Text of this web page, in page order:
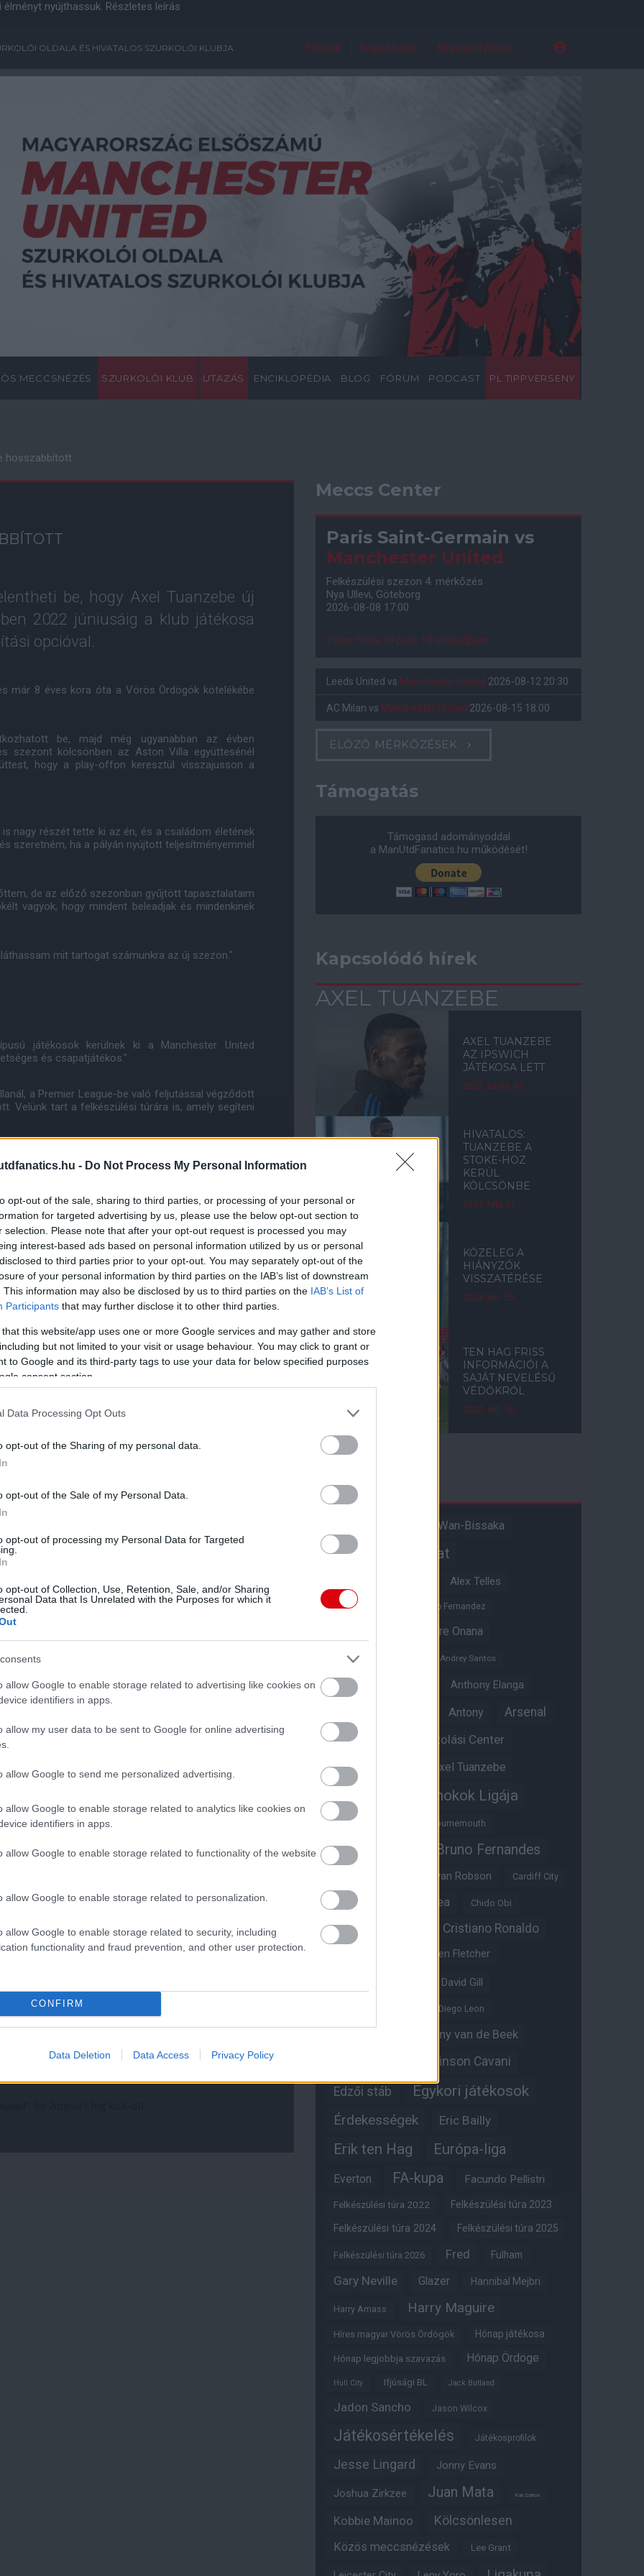
- Do Not Process My Personal Information
opt-out of the sale, sharing to third parties, or processing of your personal or
for targeted advertising by us, please use the below opt-out section to
selection. Please note that after your opt-out request is processed you may
interest-based ads based on personal information utilized by us or personal
to third parties prior to your opt-out. You may separately opt-out of the
of your personal information by third parties on the IAB’s list of downstream
This information may also be disclosed by us to third parties on the IAB’s List of
Participants that may further disclose it to other third parties.
that this website/app uses one or more Google services and may gather and store
but not limited to your visit or usage behaviour. You may click to grant or
to Google and its third-party tags to use your data for below specified purposes
consent section.
Data Processing Opt Outs
opt-out of the Sharing of my personal data.
opt-out of the Sale of my Personal Data.
opt-out of processing my Personal Data for Targeted
opt-out of Collection, Use, Retention, Sale, and/or Sharing
Data that Is Unrelated with the Purposes for which it
allow Google to enable storage related to advertising like cookies on
identifiers in apps.
allow my user data to be sent to Google for online advertising
allow Google to send me personalized advertising.
allow Google to enable storage related to analytics like cookies on
identifiers in apps.
allow Google to enable storage related to functionality of the website
allow Google to enable storage related to personalization.
allow Google to enable storage related to security, including
functionality and fraud prevention, and other user protection.
CONFIRM
Data Deletion Data Access Privacy Policy
nyújthassuk. Részletes leírás
OLDALA ÉS HIVATALOS SZURKOLÓI KLUBJA Főoldal Regisztráció Elfelejtett jelszó
MECCSNÉZÉS SZURKOLÓI KLUB UTAZÁS ENCIKLOPÉDIA BLOG FÓRUM PODCAST PL TIPPVERSENY
hosszabbított
be, hogy Axel Tuanzebe új
2022 júniusáig a klub játékosa
opcióval.
már 8 éves kora óta a Vörös Ördögök kötelékébe
be, majd még ugyanabban az évben
szezont kölcsönben az Aston Villa együttesénél
hogy a play-offon keresztül visszajusson a
nagy részét tette ki az én, és a családom életének
szeretném, ha a pályán nyújtott teljesítményemmel
de az előző szezonban gyűjtött tapasztalataim
vagyok, hogy mindent beleadjak és mindenkinek
mit tartogat számunkra az új szezon."
játékosok kerülnek ki a Manchester United
és csapatjátékos."
a Premier League-be való feljutással végződött
Velünk tart a felkészülési túrára is, amely segíteni
on is!
működését!
Meccs Center
Paris Saint-Germain vs
Manchester United
Felkészülési szezon 4. mérkőzés
Nya Ullevi, Göteborg
2026-08-08 17:00
2 nap 5 óra 10 perc 14 másodperc
Leeds United vs Manchester United 2026-08-12 20:30
AC Milan vs Manchester United 2026-08-15 18:00
ELŐZŐ MÉRKŐZÉSEK
Támogatás
Támogasd adományoddal
a ManUtdFanatics.hu működését!
Kapcsolódó hírek
AXEL TUANZEBE
AXEL TUANZEBE
AZ IPSWICH
JÁTÉKOSA LETT
2023. szept. 09.
HIVATALOS:
TUANZEBE A
STOKE-HOZ
KERÜL
KÖLCSÖNBE
2023. febr. 01.
KÖZELEG A
HIÁNYZÓK
VISSZATÉRÉSE
2023. jan. 25.
TEN HAG FRISS
INFORMÁCIÓI A
SAJÁT NEVELÉSŰ
VÉDŐKRŐL
2022. okt. 18.
Aaron Wan-Bissaka
Akadémiai csapat
Alex Telles
Altay Bayindir Alvaro Fernandez
Andre Onana
Andreas Pereira
Andrey Santos
Angol válogatott Anthony Elanga
Antony Arsenal
Aston Villa Átigazolási Center
Átigazolások Axel Tuanzebe
Bajnokok Ligája
Benjamin Sesko Bournemouth
Brandon Williams Bruno Fernandes
Bryan Robson Cardiff City
Casemiro Chelsea Chido Obi
Christian Eriksen Cristiano Ronaldo
Darren Fletcher
David Gill
Diego Leon
Donny van de Beek
Edinson Cavani
Edzői stáb Egykori játékosok
Érdekességek Eric Bailly
Erik ten Hag Európa-liga
Everton FA-kupa Facundo Pellistri
Felkészülési túra 2022 Felkészülési túra 2023
Felkészülési túra 2024 Felkészülési túra 2025
Felkészülési túra 2026 Fred Fulham
Gary Neville Glazer Hannibal Mejbri
Harry Amass Harry Maguire
Híres magyar Vörös Ördögök Hónap játékosa
Hónap legjobbja szavazás Hónap Ördöge
Hull City Ifjúsági BL Jack Butland
Jadon Sancho Jason Wilcox
Játékosértékelés Játékosprofilok
Jesse Lingard Jonny Evans
Joshua Zirkzee Juan Mata Karl Darlow
Kobbie Mainoo Kölcsönlesen
Közös meccsnézések Lee Grant